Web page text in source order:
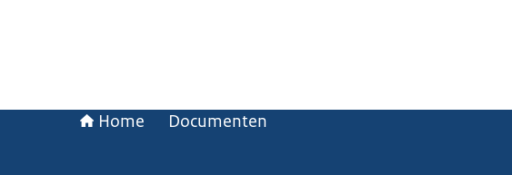
Home Documenten